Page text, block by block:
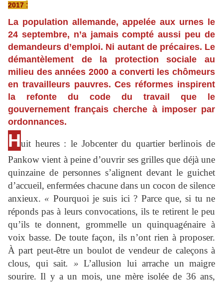
2017 :
La population allemande, appelée aux urnes le
24 septembre, n’a jamais compté aussi peu de
demandeurs d’emploi. Ni autant de précaires. Le
démantèlement de la protection sociale au
milieu des années 2000 a converti les chômeurs
en travailleurs pauvres. Ces réformes inspirent
la refonte du code du travail que le
gouvernement français cherche à imposer par
ordonnances.
Huit heures : le Jobcenter du quartier berlinois de
Pankow vient à peine d’ouvrir ses grilles que déjà une
quinzaine de personnes s’alignent devant le guichet
d’accueil, enfermées chacune dans un cocon de silence
anxieux. « Pourquoi je suis ici ? Parce que, si tu ne
réponds pas à leurs convocations, ils te retirent le peu
qu’ils te donnent, grommelle un quinquagénaire à
voix basse. De toute façon, ils n’ont rien à proposer.
À part peut-être un boulot de vendeur de caleçons à
clous, qui sait. » L’allusion lui arrache un maigre
sourire. Il y a un mois, une mère isolée de 36 ans,